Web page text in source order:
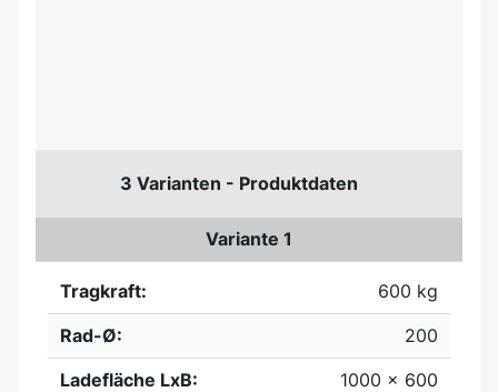
3 Varianten - Produktdaten
Variante 1
Tragkraft:
600 kg
Rad-Ø:
200
Ladefläche LxB:
1000 x 600